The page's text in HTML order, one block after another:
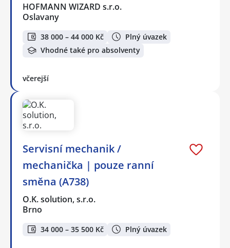
HOFMANN WIZARD s.r.o.
Oslavany
38 000 – 44 000 Kč
Plný úvazek
Vhodné také pro absolventy
včerejší
Servisní mechanik /
mechanička | pouze ranní
směna (A738)
O.K. solution, s.r.o.
Brno
34 000 – 35 500 Kč Plný úvazek